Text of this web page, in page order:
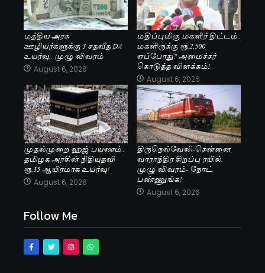
மத்திய அரசு
ஊழியர்களுக்கு 3 சதவீத DA
உயர்வு.. முழு விவரம்
August 6, 2026
மதிப்புமிகு மகளிர் திட்டம்..
மகளிருக்கு ரூ.2,500
எப்போது? அமைச்சர்
கொடுத்த விளக்கம்!
August 6, 2026
முதல்முறை ஹஜ் பயணம்..
தமிழக அரசின் நிதியுதவி
ரூ.35 ஆயிரமாக உயர்வு!
August 6, 2026
திருநெல்வேலி-சென்னை
வாராந்திர சிறப்பு ரயில்.
முழு விவரம்- நோட்
பண்ணுங்க!
August 6, 2026
Follow Me